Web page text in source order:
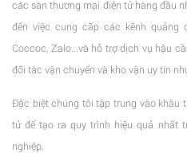
các sàn thương mại điện tử hàng đầu
đến việc cung cấp các kênh quảng
Coccoc, Zalo...và hỗ trợ dịch vụ hậu
đối tác vận chuyển và kho vận uy tín
Đặc biệt chúng tôi tập trung vào khâu
tử để tạo ra quy trình hiệu quả nhất
nghiệp.